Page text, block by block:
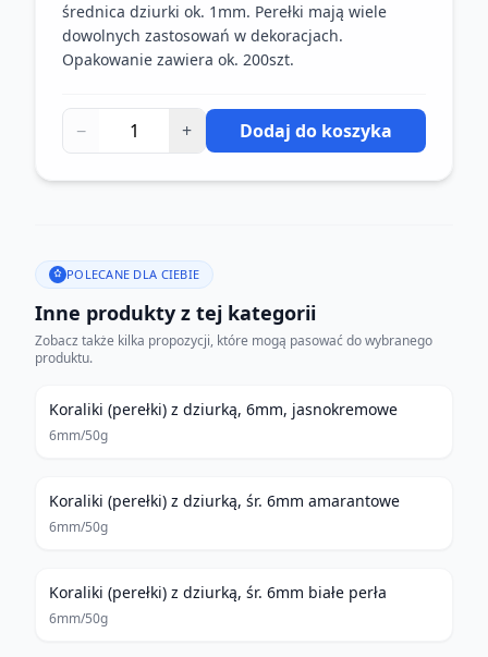
średnica dziurki ok. 1mm. Perełki mają wiele
dowolnych zastosowań w dekoracjach.
Opakowanie zawiera ok. 200szt.
− + Dodaj do koszyka
POLECANE DLA CIEBIE
Inne produkty z tej kategorii
Zobacz także kilka propozycji, które mogą pasować do wybranego
produktu.
Koraliki (perełki) z dziurką, 6mm, jasnokremowe
6mm/50g
Koraliki (perełki) z dziurką, śr. 6mm amarantowe
6mm/50g
Koraliki (perełki) z dziurką, śr. 6mm białe perła
6mm/50g